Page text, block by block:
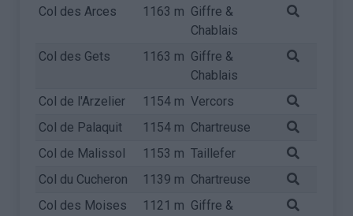
Col des Arces 1163 m Giffre &
Chablais
Col des Gets
1163 m Giffre &
Chablais
Col de l'Arzelier
1154 m Vercors
Col de Palaquit
1154 m Chartreuse
Col de Malissol
1153 m Taillefer
Col du Cucheron
1139 m Chartreuse
Col des Moises
1121 m Giffre &